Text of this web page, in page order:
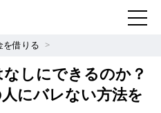
を借りる
しにできるのか？
にバレない方法を